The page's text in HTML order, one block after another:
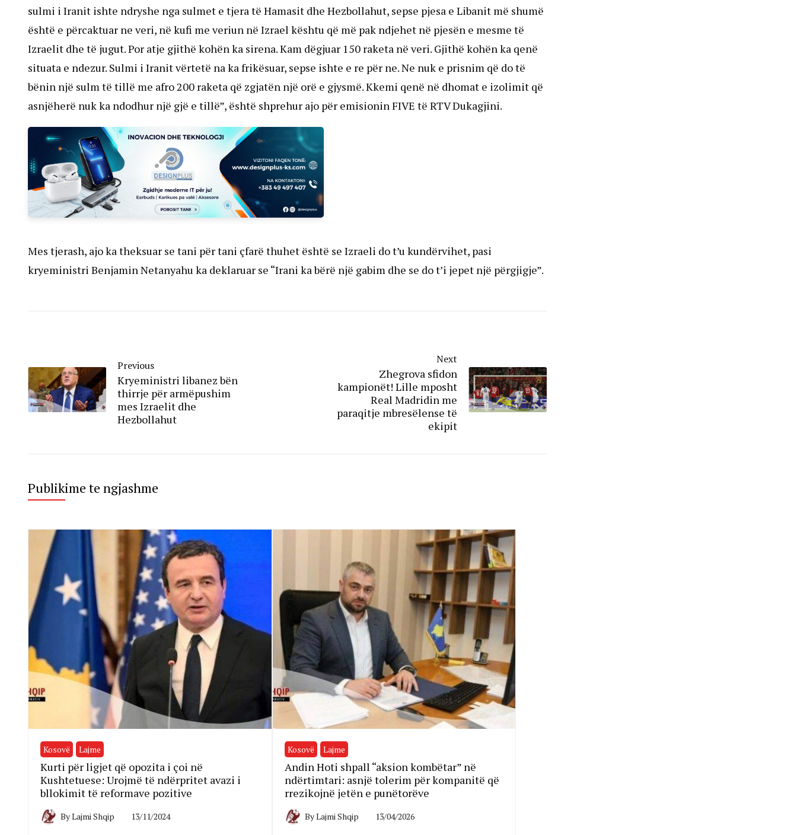
sulmi i Iranit ishte ndryshe nga sulmet e tjera të Hamasit dhe Hezbollahut, sepse pjesa e Libanit më shumë
është e përcaktuar ne veri, në kufi me veriun në Izrael kështu që më pak ndjehet në pjesën e mesme të
Izraelit dhe të jugut. Por atje gjithë kohën ka sirena. Kam dëgjuar 150 raketa në veri. Gjithë kohën ka qenë
situata e ndezur. Sulmi i Iranit vërtetë na ka frikësuar, sepse ishte e re për ne. Ne nuk e prisnim që do të
bënin një sulm të tillë me afro 200 raketa që zgjatën një orë e gjysmë. Kkemi qenë në dhomat e izolimit që
asnjëherë nuk ka ndodhur një gjë e tillë”, është shprehur ajo për emisionin FIVE të RTV Dukagjini.
Mes tjerash, ajo ka theksuar se tani për tani çfarë thuhet është se Izraeli do t’u kundërvihet, pasi
kryeministri Benjamin Netanyahu ka deklaruar se “Irani ka bërë një gabim dhe se do t’i jepet një përgjigje”.
Previous
Kryeministri libanez bën
thirrje për armëpushim
mes Izraelit dhe
Hezbollahut
Next
Zhegrova sfidon
kampionët! Lille mposht
Real Madridin me
paraqitje mbresëlense të
ekipit
Publikime te ngjashme
Kosovë Lajme
Kurti për ligjet që opozita i çoi në
Kushtetuese: Urojmë të ndërpritet avazi i
bllokimit të reformave pozitive
ByLajmi Shqip 13/11/2024
Kosovë Lajme
Andin Hoti shpall “aksion kombëtar” në
ndërtimtari: asnjë tolerim për kompanitë që
rrezikojnë jetën e punëtorëve
ByLajmi Shqip 13/04/2026